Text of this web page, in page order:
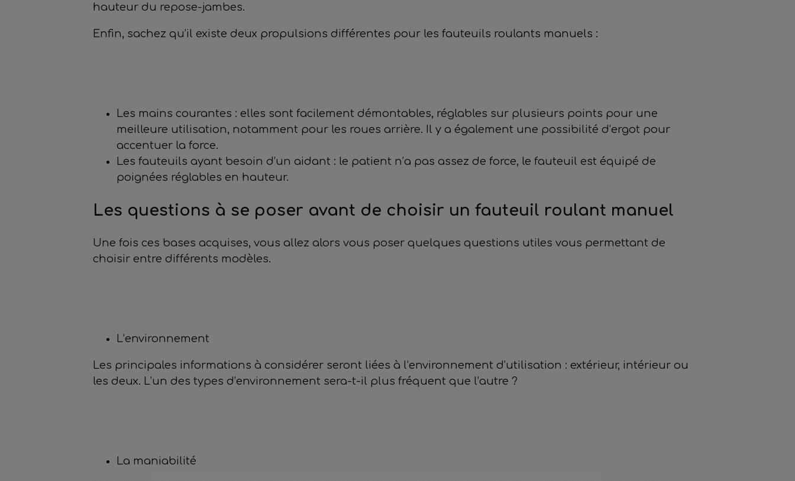
hauteur du repose-jambes.
Enfin, sachez qu’il existe deux propulsions différentes pour les fauteuils roulants manuels :
Les mains courantes : elles sont facilement démontables, réglables sur plusieurs points pour une
meilleure utilisation, notamment pour les roues arrière. Il y a également une possibilité d’ergot pour
accentuer la force.
Les fauteuils ayant besoin d’un aidant : le patient n’a pas assez de force, le fauteuil est équipé de
poignées réglables en hauteur.
Les questions à se poser avant de choisir un fauteuil roulant manuel
Une fois ces bases acquises, vous allez alors vous poser quelques questions utiles vous permettant de
choisir entre différents modèles.
L’environnement
Les principales informations à considérer seront liées à l’environnement d’utilisation : extérieur, intérieur ou
les deux. L’un des types d’environnement sera-t-il plus fréquent que l’autre ?
La maniabilité